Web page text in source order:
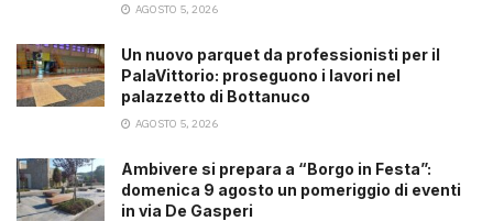
AGOSTO 5, 2026
Un nuovo parquet da professionisti per il
PalaVittorio: proseguono i lavori nel
palazzetto di Bottanuco
AGOSTO 5, 2026
Ambivere si prepara a “Borgo in Festa”:
domenica 9 agosto un pomeriggio di eventi
in via De Gasperi